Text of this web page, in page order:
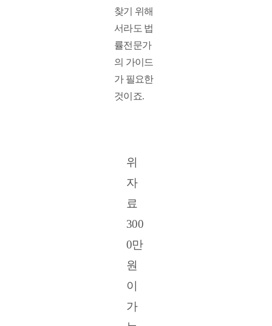
찾기 위해
서라도 법
률전문가
의 가이드
가 필요한
것이죠.
위
자
료
300
0만
원
이
가